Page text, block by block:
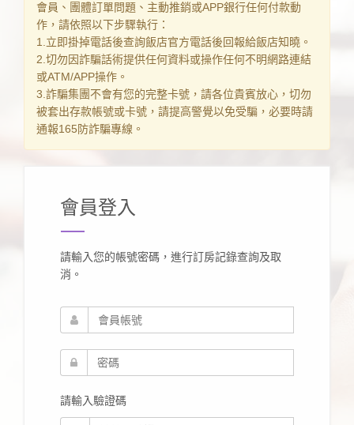
會員、團體訂單問題、主動推銷或APP銀行任何付款動
作，請依照以下步驟執行：
1.立即掛掉電話後查詢飯店官方電話後回報給飯店知曉。
2.切勿因詐騙話術提供任何資料或操作任何不明網路連結
或ATM/APP操作。
3.詐騙集團不會有您的完整卡號，請各位貴賓放心，切勿
被套出存款帳號或卡號，請提高警覺以免受騙，必要時請
通報165防詐騙專線。
會員登入
請輸入您的帳號密碼，進行訂房記錄查詢及取
消。
請輸入驗證碼